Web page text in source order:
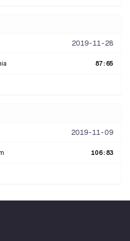
2019-11-28
87 : 65
2019-11-09
106: 83